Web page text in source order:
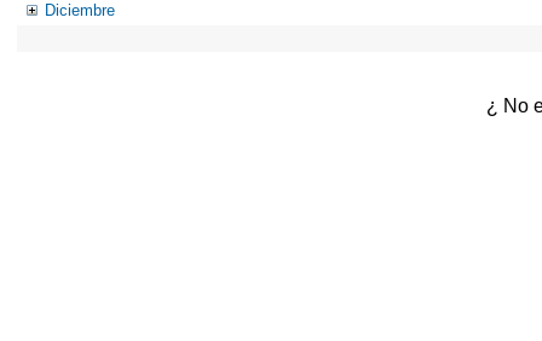
Diciembre
¿ No